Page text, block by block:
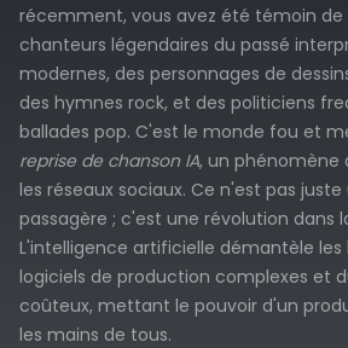
récemment, vous avez été témoin de
chanteurs légendaires du passé
modernes, des personnages de
des hymnes rock, et des politiciens
ballades pop. C'est le monde fou et
reprise de chanson IA, un phénomène
les réseaux sociaux. Ce n'est pas
passagère ; c'est une révolution dans
L'intelligence artificielle démantèle les
logiciels de production complexes et
coûteux, mettant le pouvoir d'un
les mains de tous.